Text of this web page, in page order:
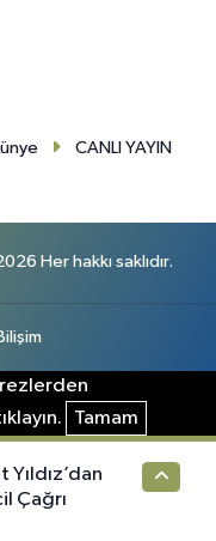
CANLI YAYIN
Her hakkı saklıdır.
Tamam
Yıldız’dan
Çağrı